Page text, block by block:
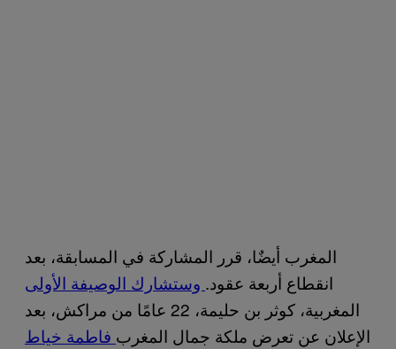
المغرب أيضٌا، قرر المشاركة في المسابقة، بعد
انقطاع أربعة عقود. وستشارك الوصيفة الأولى
المغربية، كوثر بن حليمة، 22 عامًا من مراكش، بعد
الإعلان عن تعرض ملكة جمال المغرب فاطمة خياط